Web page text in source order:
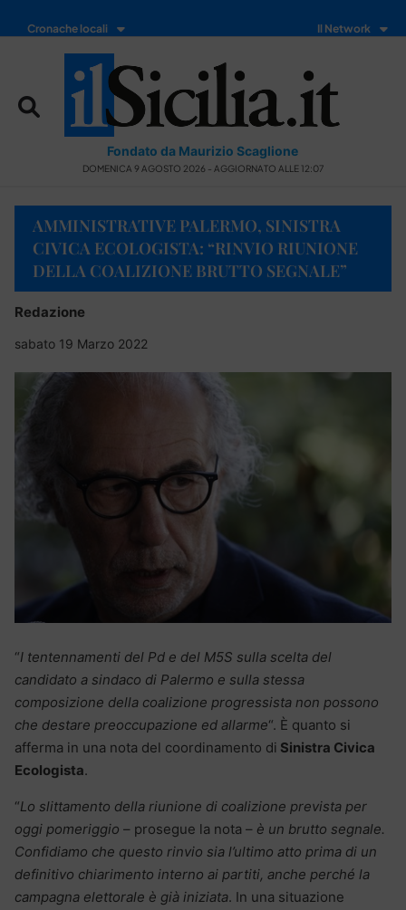
Cronache locali Il Network
Fondato da Maurizio Scaglione
DOMENICA 9 AGOSTO 2026 - AGGIORNATO ALLE 12:07
AMMINISTRATIVE PALERMO, SINISTRA
CIVICA ECOLOGISTA: “RINVIO RIUNIONE
DELLA COALIZIONE BRUTTO SEGNALE”
Redazione
sabato 19 Marzo 2022
“I tentennamenti del Pd e del M5S sulla scelta del
candidato a sindaco di Palermo e sulla stessa
composizione della coalizione progressista non possono
che destare preoccupazione ed allarme“. È quanto si
afferma in una nota del coordinamento di Sinistra Civica
Ecologista.
“Lo slittamento della riunione di coalizione prevista per
oggi pomeriggio – prosegue la nota – è un brutto segnale.
Confidiamo che questo rinvio sia l’ultimo atto prima di un
definitivo chiarimento interno ai partiti, anche perché la
campagna elettorale è già iniziata. In una situazione